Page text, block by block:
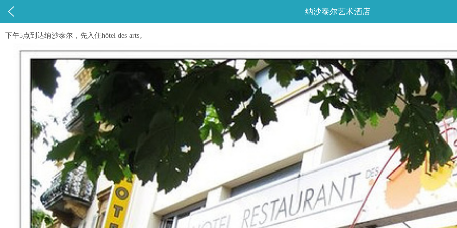
 纳沙泰尔艺术酒店
下午5点到达纳沙泰尔，先入住hôtel des arts。